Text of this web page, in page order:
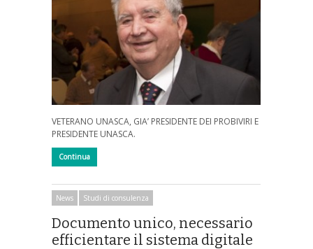
VETERANO UNASCA, GIA’ PRESIDENTE DEI PROBIVIRI E
PRESIDENTE UNASCA.
Continua
News Studi di consulenza
Documento unico, necessario
efficientare il sistema digitale